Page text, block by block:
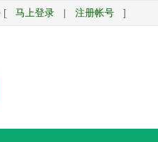
[ 马上登录 | 注册帐号 ]